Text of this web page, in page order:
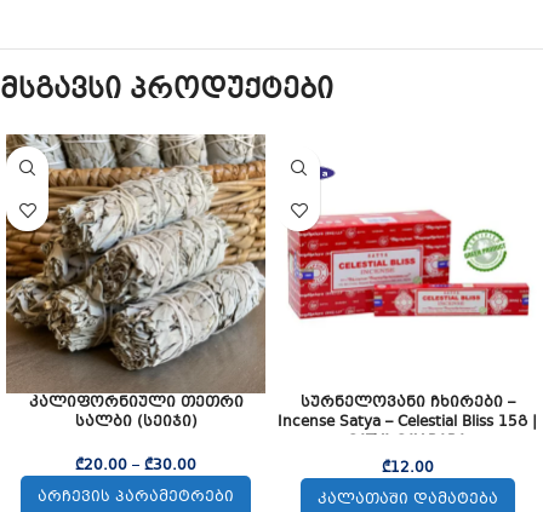
მსგავსი პროდუქტები
კალიფორნიული თეთრი
სალბი (სეიჯი)
₾20.00 – ₾30.00
ᲐᲠᲩᲔᲕᲘᲡ ᲞᲐᲠᲐᲛᲔᲢᲠᲔᲑᲘ
სურნელოვანი ჩხირები –
Incense Satya – Celestial Bliss 15გ |
₾12.00
ᲙᲐᲚᲐᲗᲐᲨᲘ ᲓᲐᲛᲐᲢᲔᲑᲐ